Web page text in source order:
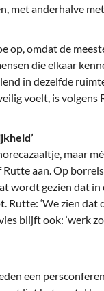
met anderhalve
op, omdat de
die elkaar
in dezelfde
voelt, is volgens
maar
aan. Op
wordt gezien dat
Rutte: ‘We zien dat
blijft ook: ‘werk
een